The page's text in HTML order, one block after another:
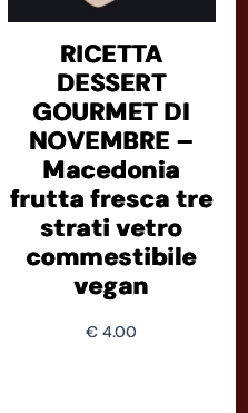
RICETTA
DESSERT
GOURMET DI
NOVEMBRE –
Macedonia
frutta fresca tre
strati vetro
commestibile
vegan
€ 4.00